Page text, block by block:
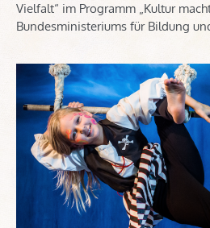
Vielfalt“ im Programm „Kultur
Bundesministeriums für Bildung